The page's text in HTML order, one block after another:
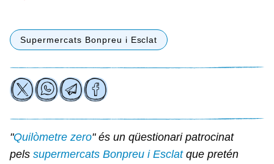
Supermercats Bonpreu i Esclat
"Quilòmetre zero" és un qüestionari patrocinat
pels supermercats Bonpreu i Esclatque pretén